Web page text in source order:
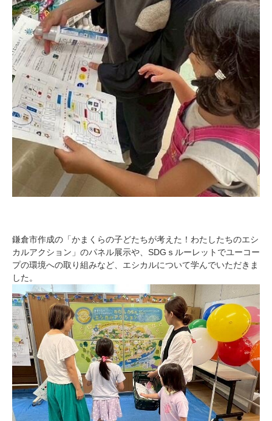
鎌倉市作成の「かまくらの子どたちが考えた！わたしたちのエシ
カルアクション」のパネル展示や、SDGｓルーレットでユーコー
プの環境への取り組みなど、エシカルについて学んでいただきま
した。